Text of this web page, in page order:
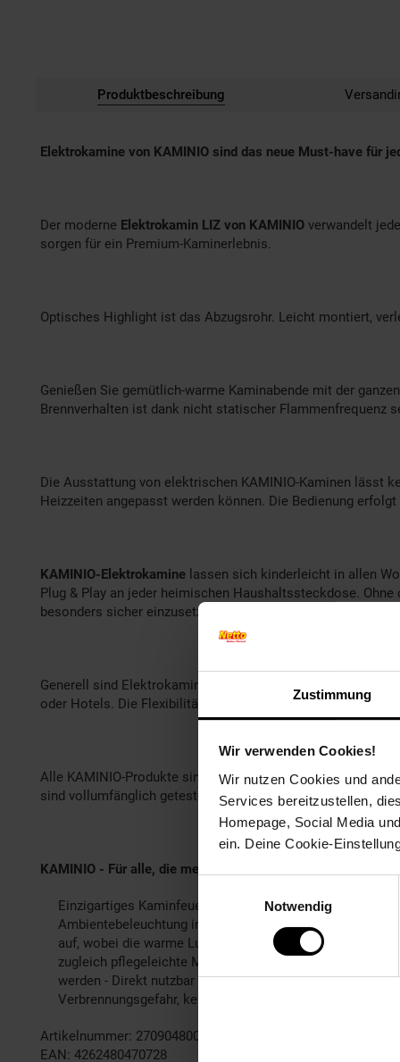
Zustimmung
Wir verwenden Cookies!
Wir nutzen Cookies und
Services bereitzustellen,
Homepage, Social Media
ein. Deine Cookie-
Notwendig
Produktbeschreibung
Elektrokamine von KAMINIO sind das neue Must-have für
Der moderne Elektrokamin LIZ von KAMINIO verwandelt
sorgen für ein Premium-Kaminerlebnis.
Optisches Highlight ist das Abzugsrohr. Leicht montiert,
Genießen Sie gemütlich-warme Kaminabende mit der
Brennverhalten ist dank nicht statischer Flammenfrequenz
Die Ausstattung von elektrischen KAMINIO-Kaminen lässt
Heizzeiten angepasst werden können. Die Bedienung
KAMINIO-Elektrokamine lassen sich kinderleicht in allen
Plug & Play an jeder heimischen Haushaltssteckdose.
besonders sicher einzusetzen.
Generell sind Elektrokamine die modernen, und bei
oder Hotels. Die Flexibilität macht elektrische Kamine zu
Alle KAMINIO-Produkte sind für eine sichere Benutzung
sind vollumfänglich getestet und durch die CE-
KAMINIO - Für alle, die mehr wollen.
Einzigartiges Kaminfeuer: Der hochwertige Wandkamin
Ambientebeleuchtung in warmen weißInnovatives
auf, wobei die warme Luft nahezu lautlos ausströmt
zugleich pflegeleichte Material machen den Kaminofen
werden - Direkt nutzbar - Ohne Elektriker oder
Verbrennungsgefahr, kein gefährliches
Artikelnummer: 2709048000
EAN: 4262480470728